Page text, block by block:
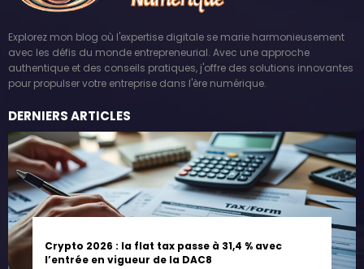
Explorez mon blog où l'expertise digitale se marie harmonieusement
avec les défis du monde entrepreneurial. Avec une approche
authentique et des conseils pratiques, j'offre des solutions innovantes
pour propulser votre entreprise dans l'ère numérique.
DERNIERS ARTICLES
Crypto 2026 : la flat tax passe à 31,4 % avec
l’entrée en vigueur de la DAC8